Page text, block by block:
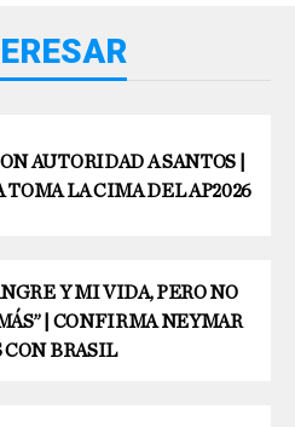
AUTORIDAD A SANTOS |
TOMA LA CIMA DEL AP2026
Y MI VIDA, PERO NO
| CONFIRMA NEYMAR
CON BRASIL